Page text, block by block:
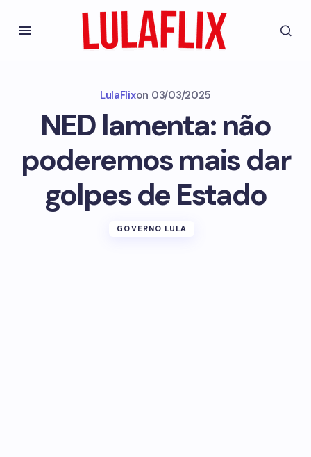
LulaFlixon 03/03/2025
NED lamenta: não
poderemos mais dar
golpes de Estado
GOVERNO LULA